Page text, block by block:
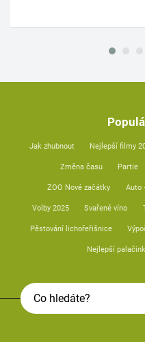
Jak zhubnout Nejlepší filmy
Změna času Partie
ZOO Nové začátky Auto
Volby 2025 Svařené víno
Pěstování lichořeřišnice
Nejlepší